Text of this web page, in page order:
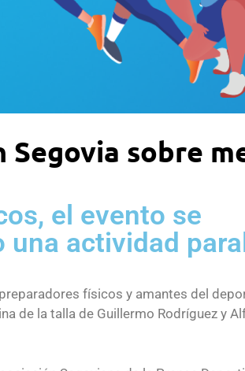
sobre
el evento se
actividad
físicos y amantes del
de la talla de Guillermo Rodríguez y